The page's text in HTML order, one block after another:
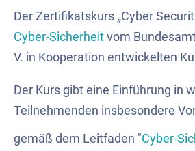
Der Zertifikatskurs „Cyber
Cyber-Sicherheit vom
V. in Kooperation entwickelten
Der Kurs gibt eine Einführung in
Teilnehmenden insbesondere
gemäß dem Leitfaden "Cyber-